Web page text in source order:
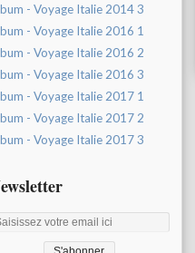
- Voyage Italie 2014 3
- Voyage Italie 2016 1
- Voyage Italie 2016 2
- Voyage Italie 2016 3
- Voyage Italie 2017 1
- Voyage Italie 2017 2
- Voyage Italie 2017 3